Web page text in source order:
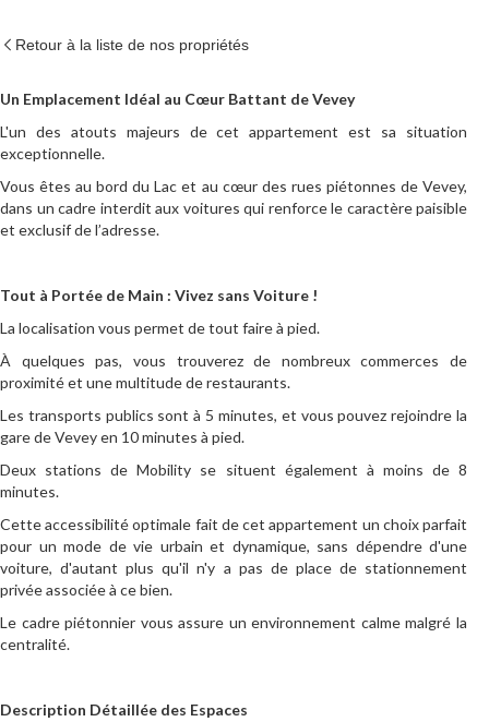
Retour à la liste de nos propriétés
Un Emplacement Idéal au Cœur Battant de Vevey
L'un des atouts majeurs de cet appartement est sa situation
exceptionnelle.
Vous êtes au bord du Lac et au cœur des rues piétonnes de Vevey,
dans un cadre interdit aux voitures qui renforce le caractère paisible
et exclusif de l’adresse.
Tout à Portée de Main : Vivez sans Voiture !
La localisation vous permet de tout faire à pied.
À quelques pas, vous trouverez de nombreux commerces de
proximité et une multitude de restaurants.
Les transports publics sont à 5 minutes, et vous pouvez rejoindre la
gare de Vevey en 10 minutes à pied.
Deux stations de Mobility se situent également à moins de 8
minutes.
Cette accessibilité optimale fait de cet appartement un choix parfait
pour un mode de vie urbain et dynamique, sans dépendre d'une
voiture, d'autant plus qu'il n'y a pas de place de stationnement
privée associée à ce bien.
Le cadre piétonnier vous assure un environnement calme malgré la
centralité.
Description Détaillée des Espaces